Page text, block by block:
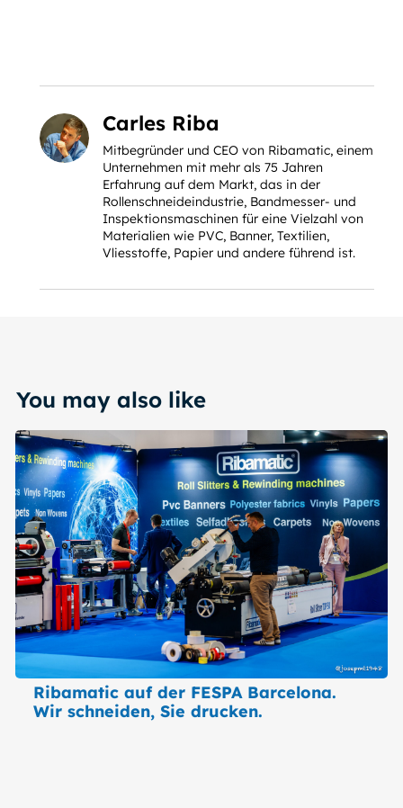
Carles Riba
Mitbegründer und CEO von Ribamatic, einem
Unternehmen mit mehr als 75 Jahren
Erfahrung auf dem Markt, das in der
Rollenschneideindustrie, Bandmesser- und
Inspektionsmaschinen für eine Vielzahl von
Materialien wie PVC, Banner, Textilien,
Vliesstoffe, Papier und andere führend ist.
You may also like
Ribamatic auf der FESPA Barcelona.
Wir schneiden, Sie drucken.